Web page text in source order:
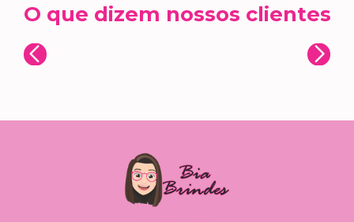
O que dizem nossos clientes